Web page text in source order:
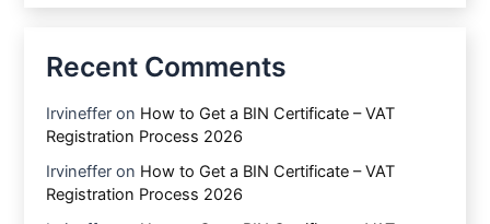
Recent Comments
Irvineffer on How to Get a BIN Certificate – VAT
Registration Process 2026
Irvineffer on How to Get a BIN Certificate – VAT
Registration Process 2026